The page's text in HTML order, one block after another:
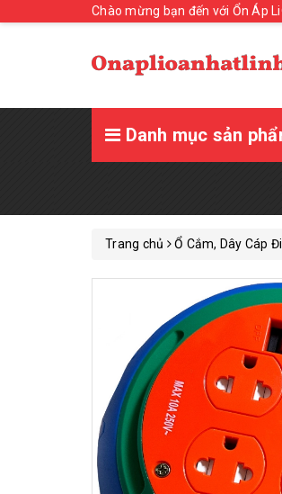
Chào mừng bạn đến với Ổn Áp
Danh mục sản
Trang chủ Ổ Cắm, Dây Cáp